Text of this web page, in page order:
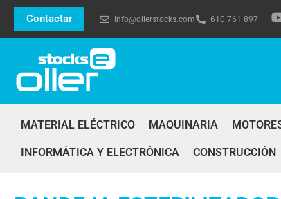
Contactar info@ollerstocks.com 610 761 897
MATERIAL ELÉCTRICO MAQUINARIA
INFORMÁTICA Y ELECTRÓNICA CONSTRUCCIÓN